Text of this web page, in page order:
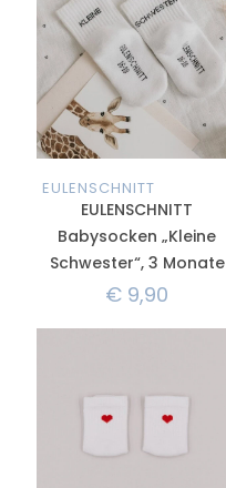
EULENSCHNITT
EULENSCHNITT
Babysocken „Kleine
Schwester“, 3 Monate
€ 9,90